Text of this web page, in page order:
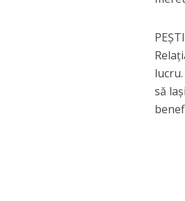
PEȘTI
să